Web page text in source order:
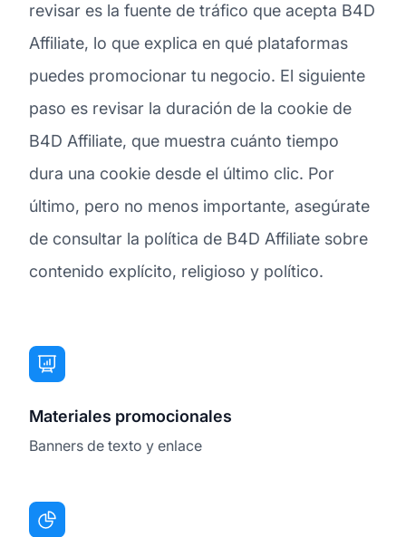
revisar es la fuente de tráfico que acepta B4D
Affiliate, lo que explica en qué plataformas
puedes promocionar tu negocio. El siguiente
paso es revisar la duración de la cookie de
B4D Affiliate, que muestra cuánto tiempo
dura una cookie desde el último clic. Por
último, pero no menos importante, asegúrate
de consultar la política de B4D Affiliate sobre
contenido explícito, religioso y político.
Materiales promocionales
Banners de texto y enlace